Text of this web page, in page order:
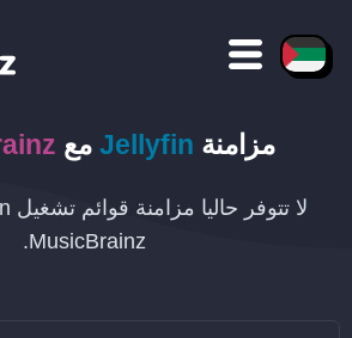
مزامنة Jellyfin مع
MusicBrainz.